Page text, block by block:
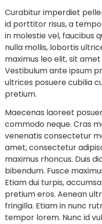
Curabitur imperdiet
id porttitor risus, a
in molestie vel, faucibus
nulla mollis, lobortis
maximus leo elit, sit
Vestibulum ante ipsum
ultrices posuere cubilia
pretium.
Maecenas laoreet
commodo neque. Cras
venenatis consectetur
amet, consectetur
maximus rhoncus. Duis
bibendum. Fusce
Etiam dui turpis,
pretium eros. Aenean
fringilla. Etiam in nunc
tempor lorem. Nunc id